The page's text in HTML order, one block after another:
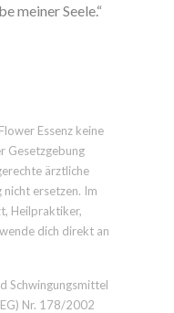
meiner Seele.“
Essenz keine
Gesetzgebung
ärztliche
nicht ersetzen. Im
Heilpraktiker,
dich direkt an
Schwingungsmittel
Nr. 178/2002